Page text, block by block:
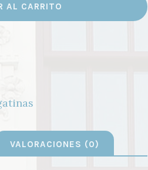
AL CARRITO
VALORACIONES (0)